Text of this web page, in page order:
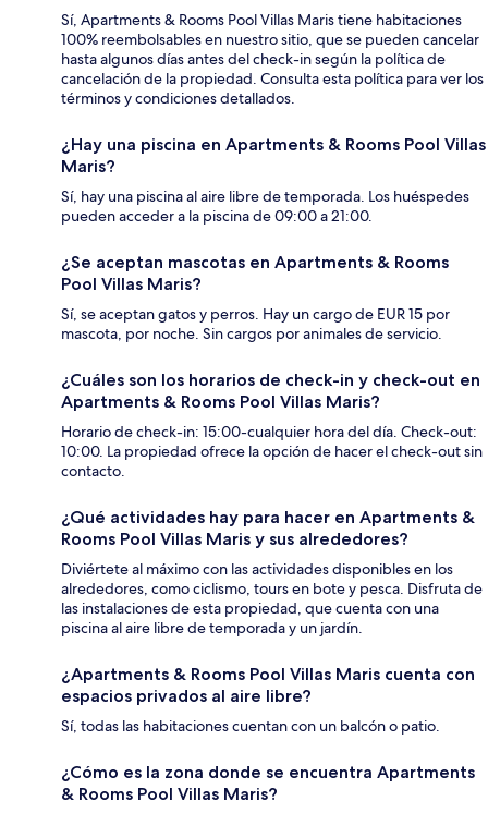
Sí, Apartments & Rooms Pool Villas Maris tiene habitaciones
100% reembolsables en nuestro sitio, que se pueden cancelar
hasta algunos días antes del check-in según la política de
cancelación de la propiedad. Consulta esta política para ver los
términos y condiciones detallados.
¿Hay una piscina en Apartments & Rooms Pool Villas
Maris?
Sí, hay una piscina al aire libre de temporada. Los huéspedes
pueden acceder a la piscina de 09:00 a 21:00.
¿Se aceptan mascotas en Apartments & Rooms
Pool Villas Maris?
Sí, se aceptan gatos y perros. Hay un cargo de EUR 15 por
mascota, por noche. Sin cargos por animales de servicio.
¿Cuáles son los horarios de check-in y check-out en
Apartments & Rooms Pool Villas Maris?
Horario de check-in: 15:00-cualquier hora del día. Check-out:
10:00. La propiedad ofrece la opción de hacer el check-out sin
contacto.
¿Qué actividades hay para hacer en Apartments &
Rooms Pool Villas Maris y sus alrededores?
Diviértete al máximo con las actividades disponibles en los
alrededores, como ciclismo, tours en bote y pesca. Disfruta de
las instalaciones de esta propiedad, que cuenta con una
piscina al aire libre de temporada y un jardín.
¿Apartments & Rooms Pool Villas Maris cuenta con
espacios privados al aire libre?
Sí, todas las habitaciones cuentan con un balcón o patio.
¿Cómo es la zona donde se encuentra Apartments
& Rooms Pool Villas Maris?